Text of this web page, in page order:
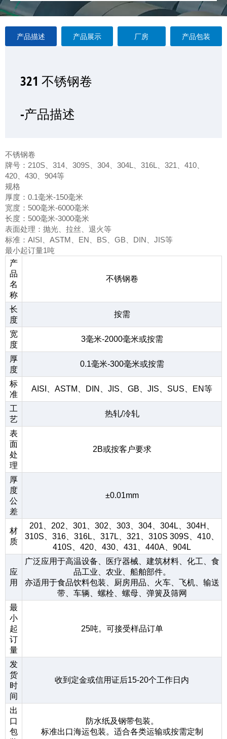
产品描述 产品展示 厂房 产品包装
321 不锈钢卷
-产品描述
不锈钢卷
牌号：210S、314、309S、304、304L、316L、321、410、
420、430、904等
规格
厚度：0.1毫米-150毫米
宽度：500毫米-6000毫米
长度：500毫米-3000毫米
表面处理：抛光、拉丝、退火等
标准：AISI、ASTM、EN、BS、GB、DIN、JIS等
最小起订量1吨
产
品
名
称
不锈钢卷
长
度
按需
宽
度
3毫米-2000毫米或按需
厚
度
0.1毫米-300毫米或按需
标
准
AISI、ASTM、DIN、JIS、GB、JIS、SUS、EN等
工
艺
热轧/冷轧
表
面
处
理
2B或按客户要求
厚
度
公
差
±0.01mm
材
质
201、202、301、302、303、304、304L、304H、
310S、316、316L、317L、321、310S 309S、410、
410S、420、430、431、440A、904L
应
用
广泛应用于高温设备、医疗器械、建筑材料、化工、食
品工业、农业、船舶部件。
亦适用于食品饮料包装、厨房用品、火车、飞机、输送
带、车辆、螺栓、螺母、弹簧及筛网
最
小
起
订
量
25吨。可接受样品订单
发
货
时
间
收到定金或信用证后15-20个工作日内
出
口
包
防水纸及钢带包装。
标准出口海运包装。适合各类运输或按需定制
321 不锈钢卷
—产品展示
321 不锈钢卷
-厂房
321 不锈钢卷
-产品包装